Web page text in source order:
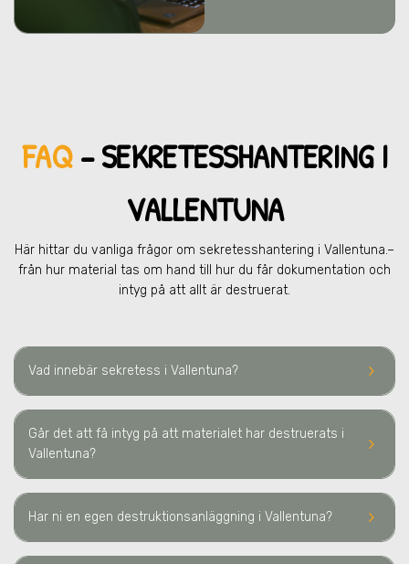
FAQ– SEKRETESSHANTERING I
VALLENTUNA
Här hittar du vanliga frågor om sekretesshantering i Vallentuna.–
från hur material tas om hand till hur du får dokumentation och
intyg på att allt är destruerat.
keyboard_arrow_right
Vad innebär sekretess i Vallentuna?
keyboard_arrow_right
Går det att få intyg på att materialet har destruerats i
Vallentuna?
keyboard_arrow_right
Har ni en egen destruktionsanläggning i Vallentuna?